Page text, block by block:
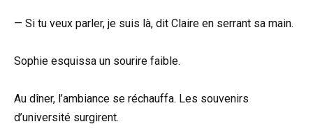
— Si tu veux parler, je suis là, dit Claire en serrant sa main.
Sophie esquissa un sourire faible.
Au dîner, l’ambiance se réchauffa. Les souvenirs
d’université surgirent.